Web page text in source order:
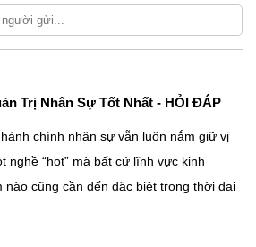
Trị Nhân Sự Tốt Nhất - HỎI ĐÁP
chính nhân sự vẫn luôn nắm giữ vị
nghề “hot” mà bất cứ lĩnh vực kinh
nào cũng cần đến đặc biệt trong thời đại